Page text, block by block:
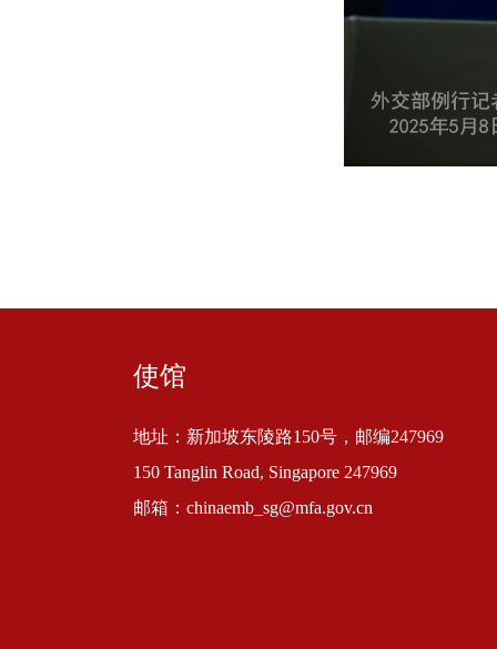
使馆
地址：新加坡东陵路150号，邮编247969
150 Tanglin Road, Singapore 247969
邮箱：chinaemb_sg@mfa.gov.cn